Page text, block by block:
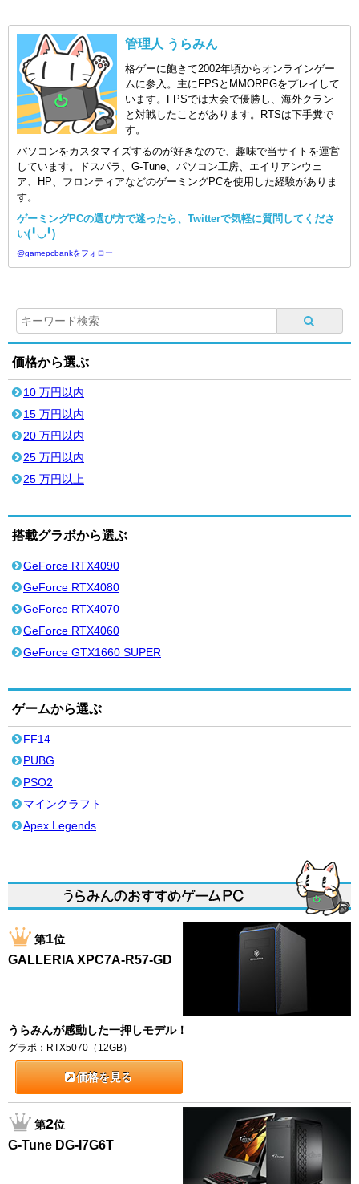
管理人 うらみん
格ゲーに飽きて2002年頃からオンラインゲー
ムに参入。主にFPSとMMORPGをプレイして
います。FPSでは大会で優勝し、海外クラン
と対戦したことがあります。RTSは下手糞で
す。
パソコンをカスタマイズするのが好きなので、趣味で当サイトを運営
しています。ドスパラ、G-Tune、パソコン工房、エイリアンウェ
ア、HP、フロンティアなどのゲーミングPCを使用した経験がありま
す。
ゲーミングPCの選び方で迷ったら、Twitterで気軽に質問してくださ
い(╹◡╹)
@gamepcbankをフォロー
価格から選ぶ
10 万円以内
15 万円以内
20 万円以内
25 万円以内
25 万円以上
搭載グラボから選ぶ
GeForce RTX4090
GeForce RTX4080
GeForce RTX4070
GeForce RTX4060
GeForce GTX1660 SUPER
ゲームから選ぶ
FF14
PUBG
PSO2
マインクラフト
Apex Legends
第1位
GALLERIA XPC7A-R57-GD
うらみんが感動した一押しモデル！
グラボ：RTX5070（12GB）
価格を見る
第2位
G-Tune DG-I7G6T